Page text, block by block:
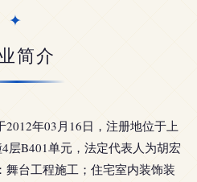
简介
年03月16日，注册地位于上
层B401单元，法定代表人为胡宏
台工程施工；住宅室内装饰装